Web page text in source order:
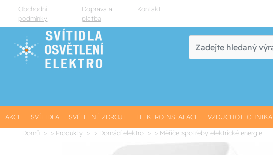
Obchodní
podmínky
Doprava a
platba
Kontakt
AKCE SVÍTIDLA SVĚTELNÉ ZDROJE ELEKTROINSTALACE VZDUCHOTECHNIKA
Domů > Produkty > Domácí elektro > Měřiče spotřeby elektrické energie